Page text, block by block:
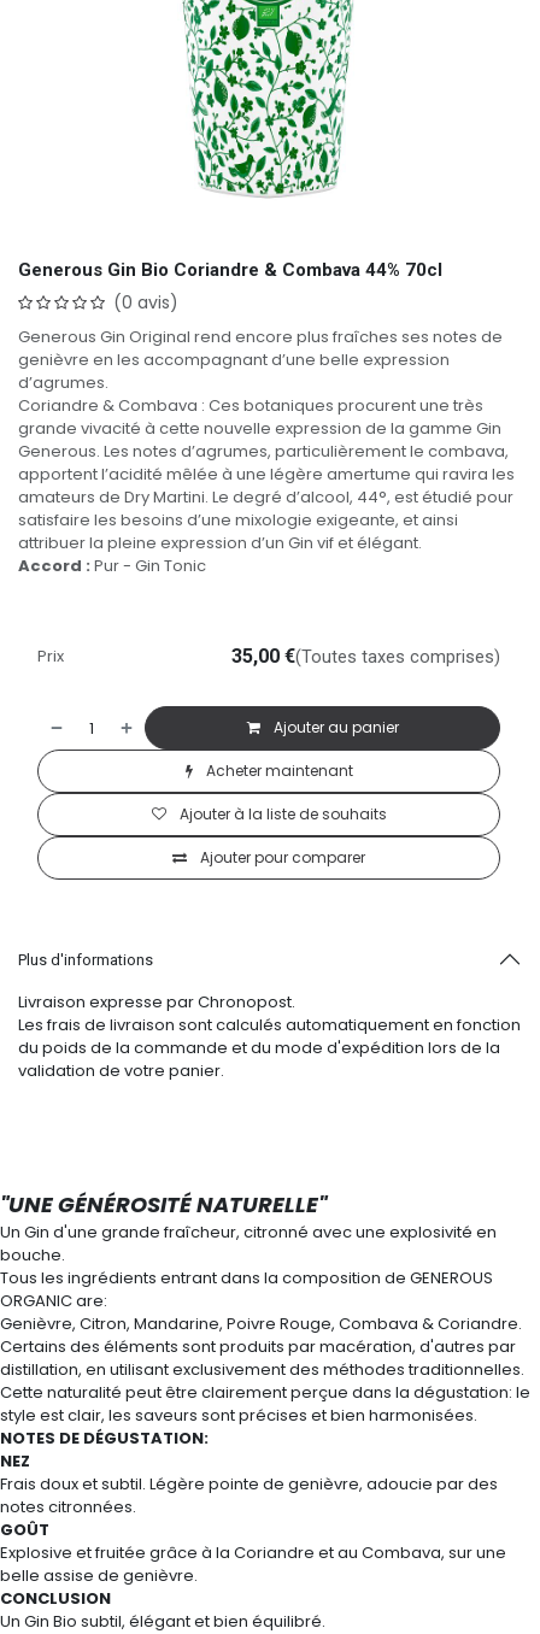
Generous Gin Bio Coriandre & Combava 44% 70cl
(0 avis)
Generous Gin Original rend encore plus fraîches ses notes de
genièvre en les accompagnant d’une belle expression
d’agrumes.
Coriandre & Combava : Ces botaniques procurent une très
grande vivacité à cette nouvelle expression de la gamme Gin
Generous. Les notes d’agrumes, particulièrement le combava,
apportent l’acidité mêlée à une légère amertume qui ravira les
amateurs de Dry Martini. Le degré d’alcool, 44°, est étudié pour
satisfaire les besoins d’une mixologie exigeante, et ainsi
attribuer la pleine expression d’un Gin vif et élégant.
Accord : Pur - Gin Tonic
Ajouter au panier
Acheter maintenant
Ajouter pour comparer
Ajouter à la liste de souhaits
Prix 35,00 €(Toutes taxes comprises)
Plus d'informations
Livraison expresse par Chronopost.
Les frais de livraison sont calculés automatiquement en fonction
du poids de la commande et du mode d'expédition lors de la
validation de votre panier.
"UNE GÉNÉROSITÉ NATURELLE"
Un Gin d'une grande fraîcheur, citronné avec une explosivité en
bouche.
Tous les ingrédients entrant dans la composition de GENEROUS
ORGANIC are:
Genièvre, Citron, Mandarine, Poivre Rouge, Combava & Coriandre.
Certains des éléments sont produits par macération, d'autres par
distillation, en utilisant exclusivement des méthodes traditionnelles.
Cette naturalité peut être clairement perçue dans la dégustation: le
style est clair, les saveurs sont précises et bien harmonisées.
NOTES DE DÉGUSTATION:
NEZ
Frais doux et subtil. Légère pointe de genièvre, adoucie par des
notes citronnées.
GOÛT
Explosive et fruitée grâce à la Coriandre et au Combava, sur une
belle assise de genièvre.
CONCLUSION
Un Gin Bio subtil, élégant et bien équilibré.